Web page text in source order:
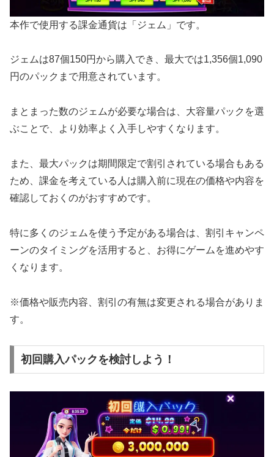
本作で使用する課金通貨は「ジェム」です。
ジェムは87個150円から購入でき、最大では1,356個1,090
円のパックまで用意されています。
まとまった数のジェムが必要な場合は、大容量パックを選
ぶことで、より効率よく入手しやすくなります。
また、最大パックは期間限定で割引されている場合もある
ため、課金を考えている人は購入前に現在の価格や内容を
確認しておくのがおすすめです。
特に多くのジェムを使う予定がある場合は、割引キャンペ
ーンのタイミングを活用すると、お得にゲームを進めやす
くなります。
※価格や販売内容、割引の有無は変更される場合がありま
す。
初回購入パックを検討しよう！